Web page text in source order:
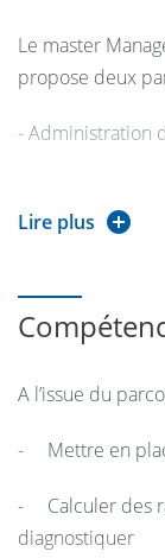
Le master
propose deux
- Administration
Cosmétique et de
La finalité du
gestion afin de
complémentaire
leur insertion
ultérieur de leur
Lire plus
A l’issue du
- Mettre en
- Calculer des
diagnostiquer